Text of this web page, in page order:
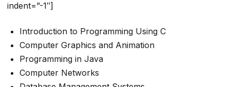
indent=”-1″]
Introduction to Programming Using C
Computer Graphics and Animation
Programming in Java
Computer Networks